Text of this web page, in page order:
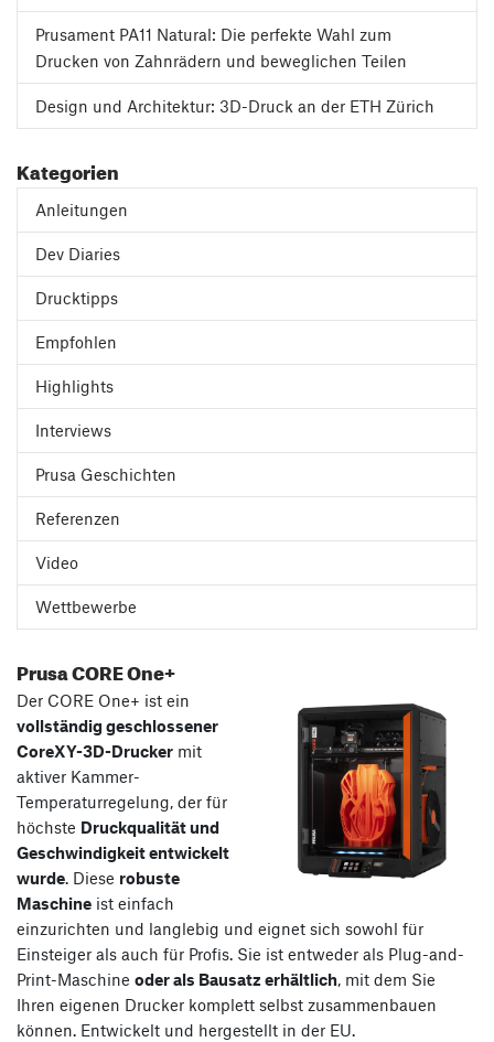
Prusament PA11 Natural: Die perfekte Wahl zum
Drucken von Zahnrädern und beweglichen Teilen
Design und Architektur: 3D-Druck an der ETH Zürich
Kategorien
Anleitungen
Dev Diaries
Drucktipps
Empfohlen
Highlights
Interviews
Prusa Geschichten
Referenzen
Video
Wettbewerbe
Prusa CORE One+
Der CORE One+ ist ein
vollständig geschlossener
CoreXY-3D-Drucker mit
aktiver Kammer-
Temperaturregelung, der für
höchste Druckqualität und
Geschwindigkeit entwickelt
wurde. Diese robuste
Maschine ist einfach
einzurichten und langlebig und eignet sich sowohl für
Einsteiger als auch für Profis. Sie ist entweder als Plug-and-
Print-Maschine oder als Bausatz erhältlich, mit dem Sie
Ihren eigenen Drucker komplett selbst zusammenbauen
können. Entwickelt und hergestellt in der EU.